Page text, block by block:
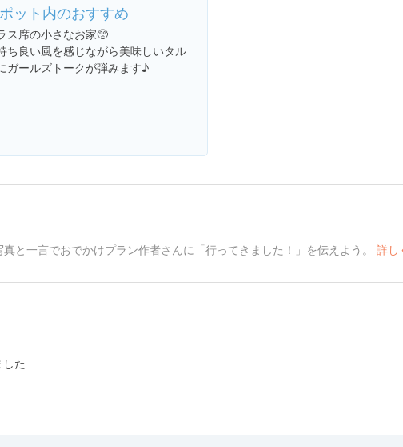
ット内のおすすめ
ス席の小さなお家🥺
ち良い風を感じながら美味しいタル
ガールズトークが弾みます♪
真と一言でおでかけプラン作者さんに「行ってきました！」を伝えよう。 詳し
た